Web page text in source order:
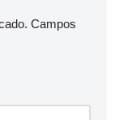
Campos